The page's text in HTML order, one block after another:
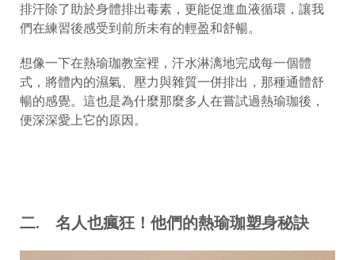
排汗除了助於身體排出毒素，更能促進血液循環，讓我
們在練習後感受到前所未有的輕盈和舒暢。
想像一下在熱瑜珈教室裡，汗水淋漓地完成每一個體
式，將體內的濕氣、壓力與雜質一併排出，那種通體舒
暢的感覺。這也是為什麼那麼多人在嘗試過熱瑜珈後，
便深深愛上它的原因。
二. 名人也瘋狂！他們的熱瑜珈塑身秘訣